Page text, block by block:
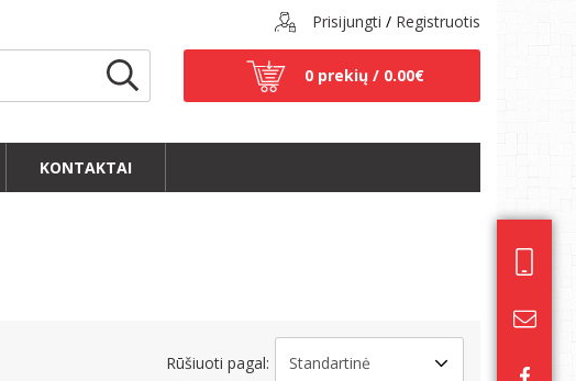
Prisijungti / Registruotis
0 prekių / 0.00€
KONTAKTAI
Rūšiuoti pagal: